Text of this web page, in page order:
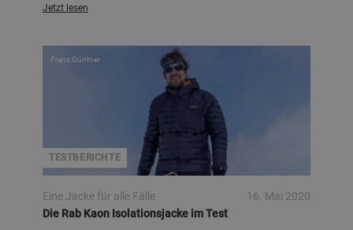
Jetzt lesen
TESTBERICHTE
Franz Güntner
Eine Jacke für alle Fälle
16. Mai 2020
Die Rab Kaon Isolationsjacke im Test